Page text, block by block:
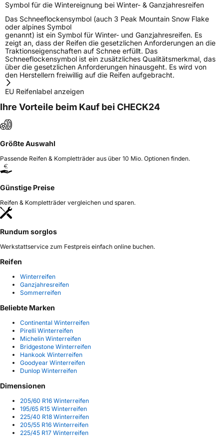
Symbol für die Wintereignung bei Winter- & Ganzjahresreifen
Das Schneeflockensymbol (auch 3 Peak Mountain Snow Flake
oder alpines Symbol
genannt) ist ein Symbol für Winter- und Ganzjahresreifen. Es
zeigt an, dass der Reifen die gesetzlichen Anforderungen an die
Traktionseigenschaften auf Schnee erfüllt. Das
Schneeflockensymbol ist ein zusätzliches Qualitätsmerkmal, das
über die gesetzlichen Anforderungen hinausgeht. Es wird von
den Herstellern freiwillig auf die Reifen aufgebracht.
EU Reifenlabel anzeigen
Ihre Vorteile beim Kauf bei CHECK24
Größte Auswahl
Passende Reifen & Kompletträder aus über 10 Mio. Optionen finden.
Günstige Preise
Reifen & Kompletträder vergleichen und sparen.
Rundum sorglos
Werkstattservice zum Festpreis einfach online buchen.
Reifen
Winterreifen
Ganzjahresreifen
Sommerreifen
Beliebte Marken
Continental Winterreifen
Pirelli Winterreifen
Michelin Winterreifen
Bridgestone Winterreifen
Hankook Winterreifen
Goodyear Winterreifen
Dunlop Winterreifen
Dimensionen
205/60 R16 Winterreifen
195/65 R15 Winterreifen
225/40 R18 Winterreifen
205/55 R16 Winterreifen
225/45 R17 Winterreifen